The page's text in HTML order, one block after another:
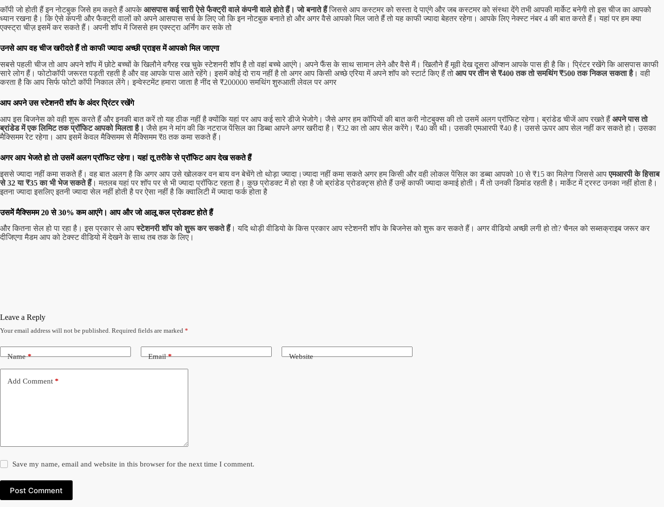
कॉपी जो होती हैं इन नोटबुक जिसे हम कहते हैं आपके आसपास कई सारी ऐसे फैक्ट्री वाले कंपनी वाले होते हैं। जो बनाते हैंजिससे आप कस्टमर को सस्ता दे पाएंगे और जब कस्टमर को संस्था देंगे तभी आपकी मार्केट बनेगी तो इस चीज का आपको
ध्यान रखना है। कि ऐसे कंपनी और फैक्ट्री वालों को अपने आसपास सर्च के लिए जो कि इन नोटबुक बनाते हो और अगर वैसे आपको मिल जाते हैं तो यह काफी ज्यादा बेहतर रहेगा। आपके लिए नेक्स्ट नंबर 4 की बात करते हैं। यहां पर हम क्या
एक्स्ट्रा चीज़ इसमें कर सकते हैं। अपनी शॉप में जिससे हम एक्स्ट्रा अर्निंग कर सके तो
उनसे आप वह चीज खरीदते हैं तो काफी ज्यादा अच्छी प्राइस में आपको मिल जाएगा
सबसे पहली चीज तो आप अपने शॉप में छोटे बच्चों के खिलौने वगैरह रख चुके स्टेशनरी शॉप है तो वहां बच्चे आएंगे। अपने फैंस के साथ सामान लेने और वैसे मैं। खिलौने हैं मूवी देखदूसरा ऑप्शन आपके पास ही है कि। प्रिंटर रखेंगे कि आसपास काफी
सारे लोग हैं। फोटोकॉपी जरूरत पड़ती रहती है और वह आपके पास आते रहेंगे। इसमें कोई दो राय नहीं है तो अगर आप किसी अच्छे एरिया में अपने शॉप को स्टार्ट किए हैं तो आप पर तीन से ₹400 तक तो समथिंग ₹500 तक निकल सकता है। वही
करता है कि आप सिर्फ फोटो कॉपी निकाल लेंगे। इन्वेस्टमेंट हमारा जाता है नींद से ₹200000 समथिंग शुरुआती लेवल पर अगर
आप अपने उस स्टेशनरी शॉप के अंदर प्रिंटर रखेंगे
आप इस बिजनेस को वही शुरू करते हैं और इनकी बात करें तो यह ठीक नहीं है क्योंकि यहां पर आप कई सारे डीजे भेजोगे। जैसे अगर हम कॉपियों की बात करी नोटबुक्स की तो उसमें अलग प्रॉफिट रहेगा। ब्रांडेड चीजें आप रखते हैं अपने पास तो
ब्रांडेड में एक लिमिट तक प्रॉफिट आपको मिलता है। जैसे हम ने मांग की कि नटराज पेंसिल का डिब्बा आपने अगर खरीदा है। ₹32 का तो आप सेल करेंगे। ₹40 की थी। उसकी एमआरपी ₹40 है। उससे ऊपर आप सेल नहीं कर सकते हो। उसका
मैक्सिमम रेट रहेगा। आप इसमें केवल मैक्सिमम से मैक्सिमम ₹8 तक कमा सकते हैं।
अगर आप भेजते हो तो उसमें अलग प्रॉफिट रहेगा। यहां तू तरीके से प्रॉफिट आप देख सकते हैं
इससे ज्यादा नहीं कमा सकते हैं। वह बात अलग है कि अगर आप उसे खोलकर वन बाय वन बेचेंगे तो थोड़ा ज्यादा।ज्यादा नहीं कमा सकते अगर हम किसी और वही लोकल पेंसिल का डब्बा आपको 10 से ₹15 का मिलेगा जिससे आपएमआरपी के हिसाब
से 32 या ₹35 का भी भेज सकते हैं। मतलब यहां पर शॉप पर से भी ज्यादा प्रॉफिट रहता है। कुछ प्रोडक्ट में हो रहा है जो ब्रांडेड प्रोडक्ट्स होते हैं उन्हें काफी ज्यादा कमाई होती। मैं तो उनकी डिमांड रहती है। मार्केट में ट्रस्ट उनका नहीं होता है।
इतना ज्यादा इसलिए इतनी ज्यादा सेल नहीं होती है पर ऐसा नहीं है कि क्वालिटी में ज्यादा फर्क होता है
उसमें मैक्सिमम 20 से 30% कम आएंगे। आप और जो आलू कल प्रोडक्ट होते हैं
और कितना सेल हो पा रहा है। इस प्रकार से आपस्टेशनरी शॉप को शुरू कर सकते हैं। यदि थोड़ी वीडियो के किस प्रकार आप स्टेशनरी शॉप के बिजनेस को शुरू कर सकते हैं। अगर वीडियो अच्छी लगी हो तो? चैनल को सब्सक्राइब जरूर कर
दीजिएगा मैडम आप को टेक्स्ट वीडियो में देखने के साथ तब तक के लिए।
Leave a Reply
Your email address will not be published. Required fields are marked *
Name* Email* Website
Add Comment *
Save my name, email and website in this browser for the next time I comment.
Post Comment